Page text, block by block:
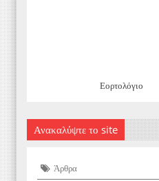
Εορτολόγιο
Ανακαλύψτε το site
Άρθρα